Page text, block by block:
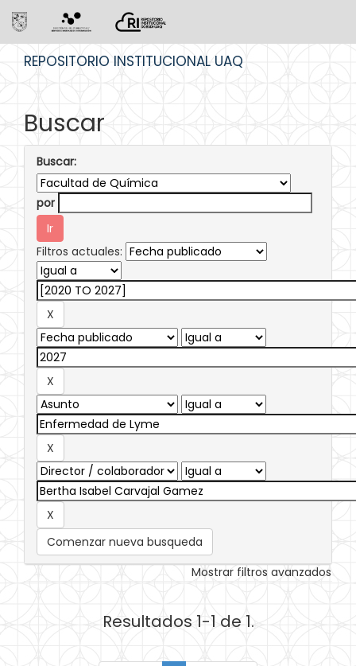
REPOSITORIO INSTITUCIONAL UAQ
Buscar
Buscar:
por
Filtros actuales:
Comenzar nueva busqueda
Mostrar filtros avanzados
Resultados 1-1 de 1.